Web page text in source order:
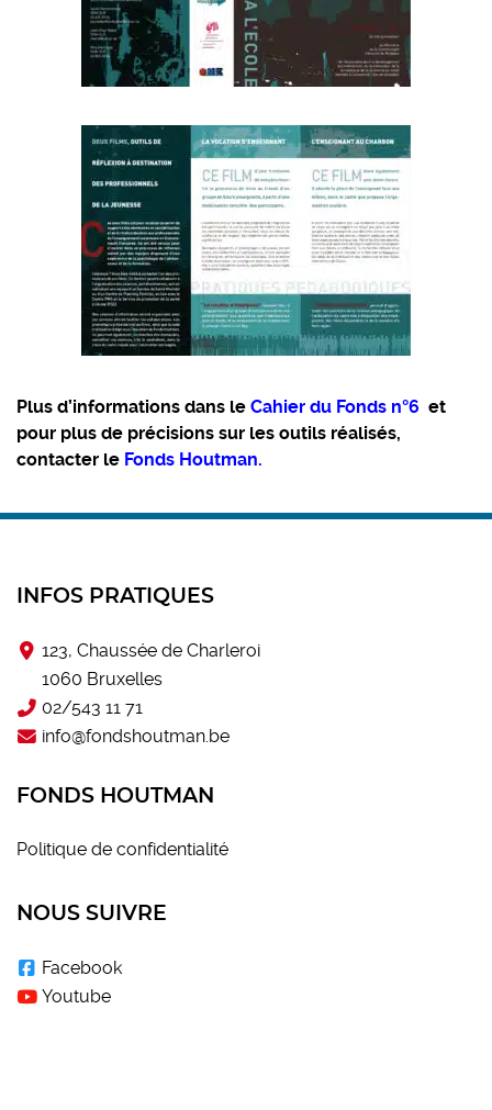
Plus d’informations dans le Cahier du Fonds n°6 et
pour plus de précisions sur les outils réalisés,
contacter le Fonds Houtman.
INFOS PRATIQUES
123, Chaussée de Charleroi
1060 Bruxelles
02/543 11 71
info@fondshoutman.be
FONDS HOUTMAN
Politique de confidentialité
NOUS SUIVRE
Facebook
Youtube